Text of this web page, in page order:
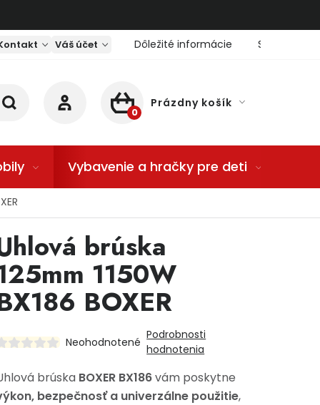
Váš účet Dôležité informácie Servis
NÁKUPNÝ KOŠÍK
Prázdny košík
Vybavenie a hračky pre deti
brúska
1150W
BOXER
Neohodnotené
Podrobnosti
hodnotenia
brúska BOXER BX186vám poskytne
bezpečnosť a univerzálne použitie,